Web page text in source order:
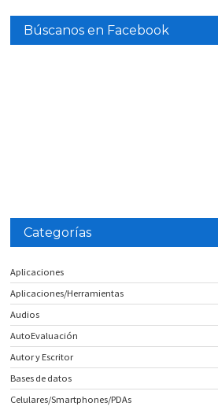
Búscanos en Facebook
Categorías
Aplicaciones
Aplicaciones/Herramientas
Audios
AutoEvaluación
Autor y Escritor
Bases de datos
Celulares/Smartphones/PDAs